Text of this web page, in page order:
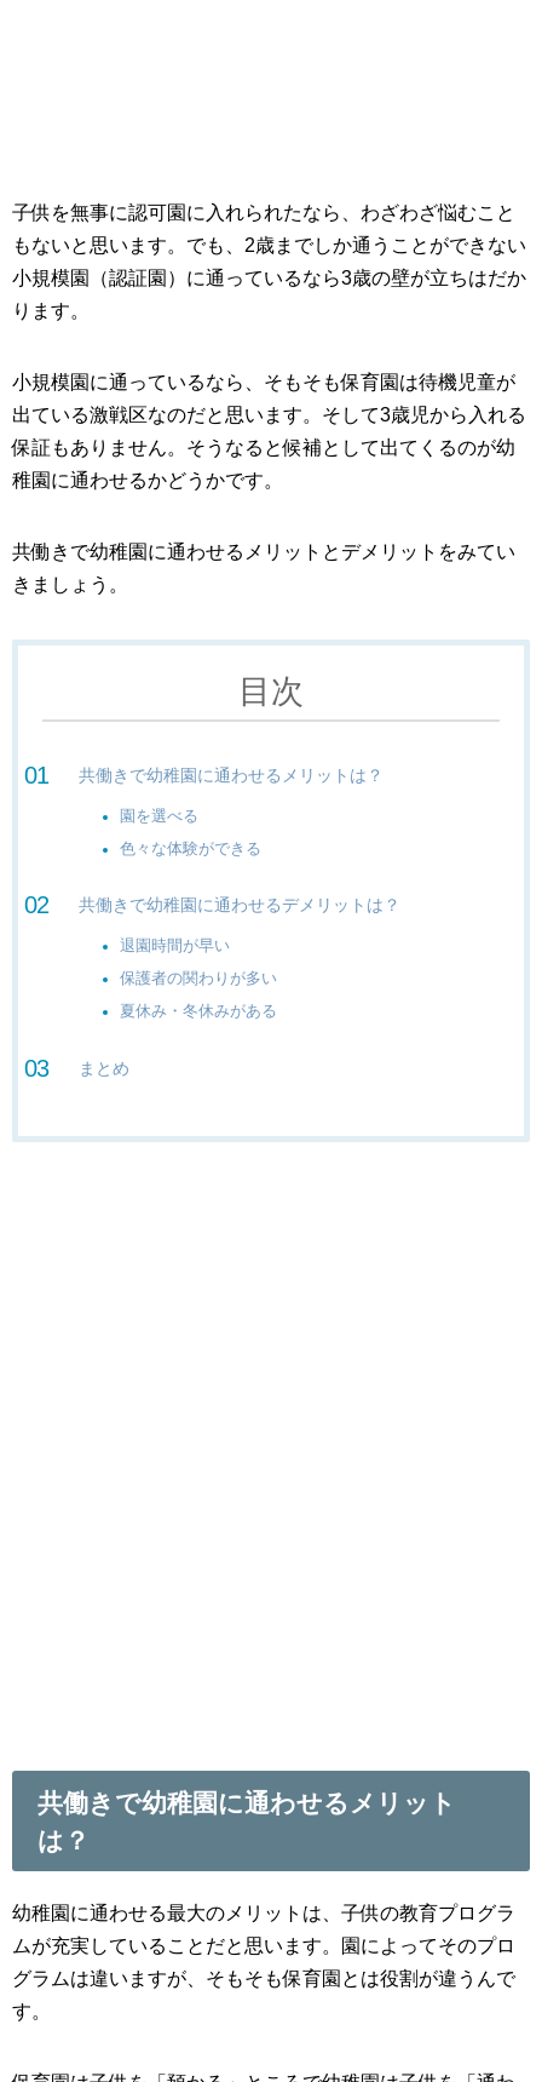
子供を無事に認可園に入れられたなら、わざわざ悩むこと
もないと思います。でも、2歳までしか通うことができない
小規模園（認証園）に通っているなら3歳の壁が立ちはだか
ります。
小規模園に通っているなら、そもそも保育園は待機児童が
出ている激戦区なのだと思います。そして3歳児から入れる
保証もありません。そうなると候補として出てくるのが幼
稚園に通わせるかどうかです。
共働きで幼稚園に通わせるメリットとデメリットをみてい
きましょう。
目次
共働きで幼稚園に通わせるメリットは？
園を選べる
色々な体験ができる
共働きで幼稚園に通わせるデメリットは？
退園時間が早い
保護者の関わりが多い
夏休み・冬休みがある
まとめ
共働きで幼稚園に通わせるメリット
は？
幼稚園に通わせる最大のメリットは、子供の教育プログラ
ムが充実していることだと思います。園によってそのプロ
グラムは違いますが、そもそも保育園とは役割が違うんで
す。